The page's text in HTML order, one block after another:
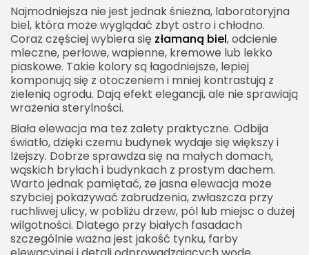
Najmodniejsza nie jest jednak śnieżna, laboratoryjna
biel, która może wyglądać zbyt ostro i chłodno.
Coraz częściej wybiera się złamaną biel, odcienie
mleczne, perłowe, wapienne, kremowe lub lekko
piaskowe. Takie kolory są łagodniejsze, lepiej
komponują się z otoczeniem i mniej kontrastują z
zielenią ogrodu. Dają efekt elegancji, ale nie sprawiają
wrażenia sterylności.
Biała elewacja ma też zalety praktyczne. Odbija
światło, dzięki czemu budynek wydaje się większy i
lżejszy. Dobrze sprawdza się na małych domach,
wąskich bryłach i budynkach z prostym dachem.
Warto jednak pamiętać, że jasna elewacja może
szybciej pokazywać zabrudzenia, zwłaszcza przy
ruchliwej ulicy, w pobliżu drzew, pól lub miejsc o dużej
wilgotności. Dlatego przy białych fasadach
szczególnie ważna jest jakość tynku, farby